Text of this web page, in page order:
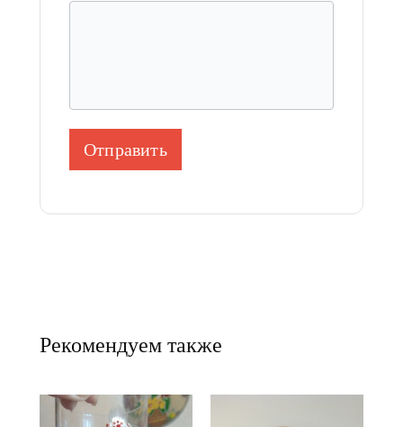
Отправить
Рекомендуем также